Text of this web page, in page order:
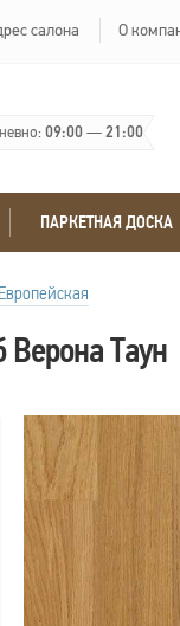
салона О
09:00—21:00
ПАРКЕТНАЯ ДОСКА
Европейская
Верона Таун